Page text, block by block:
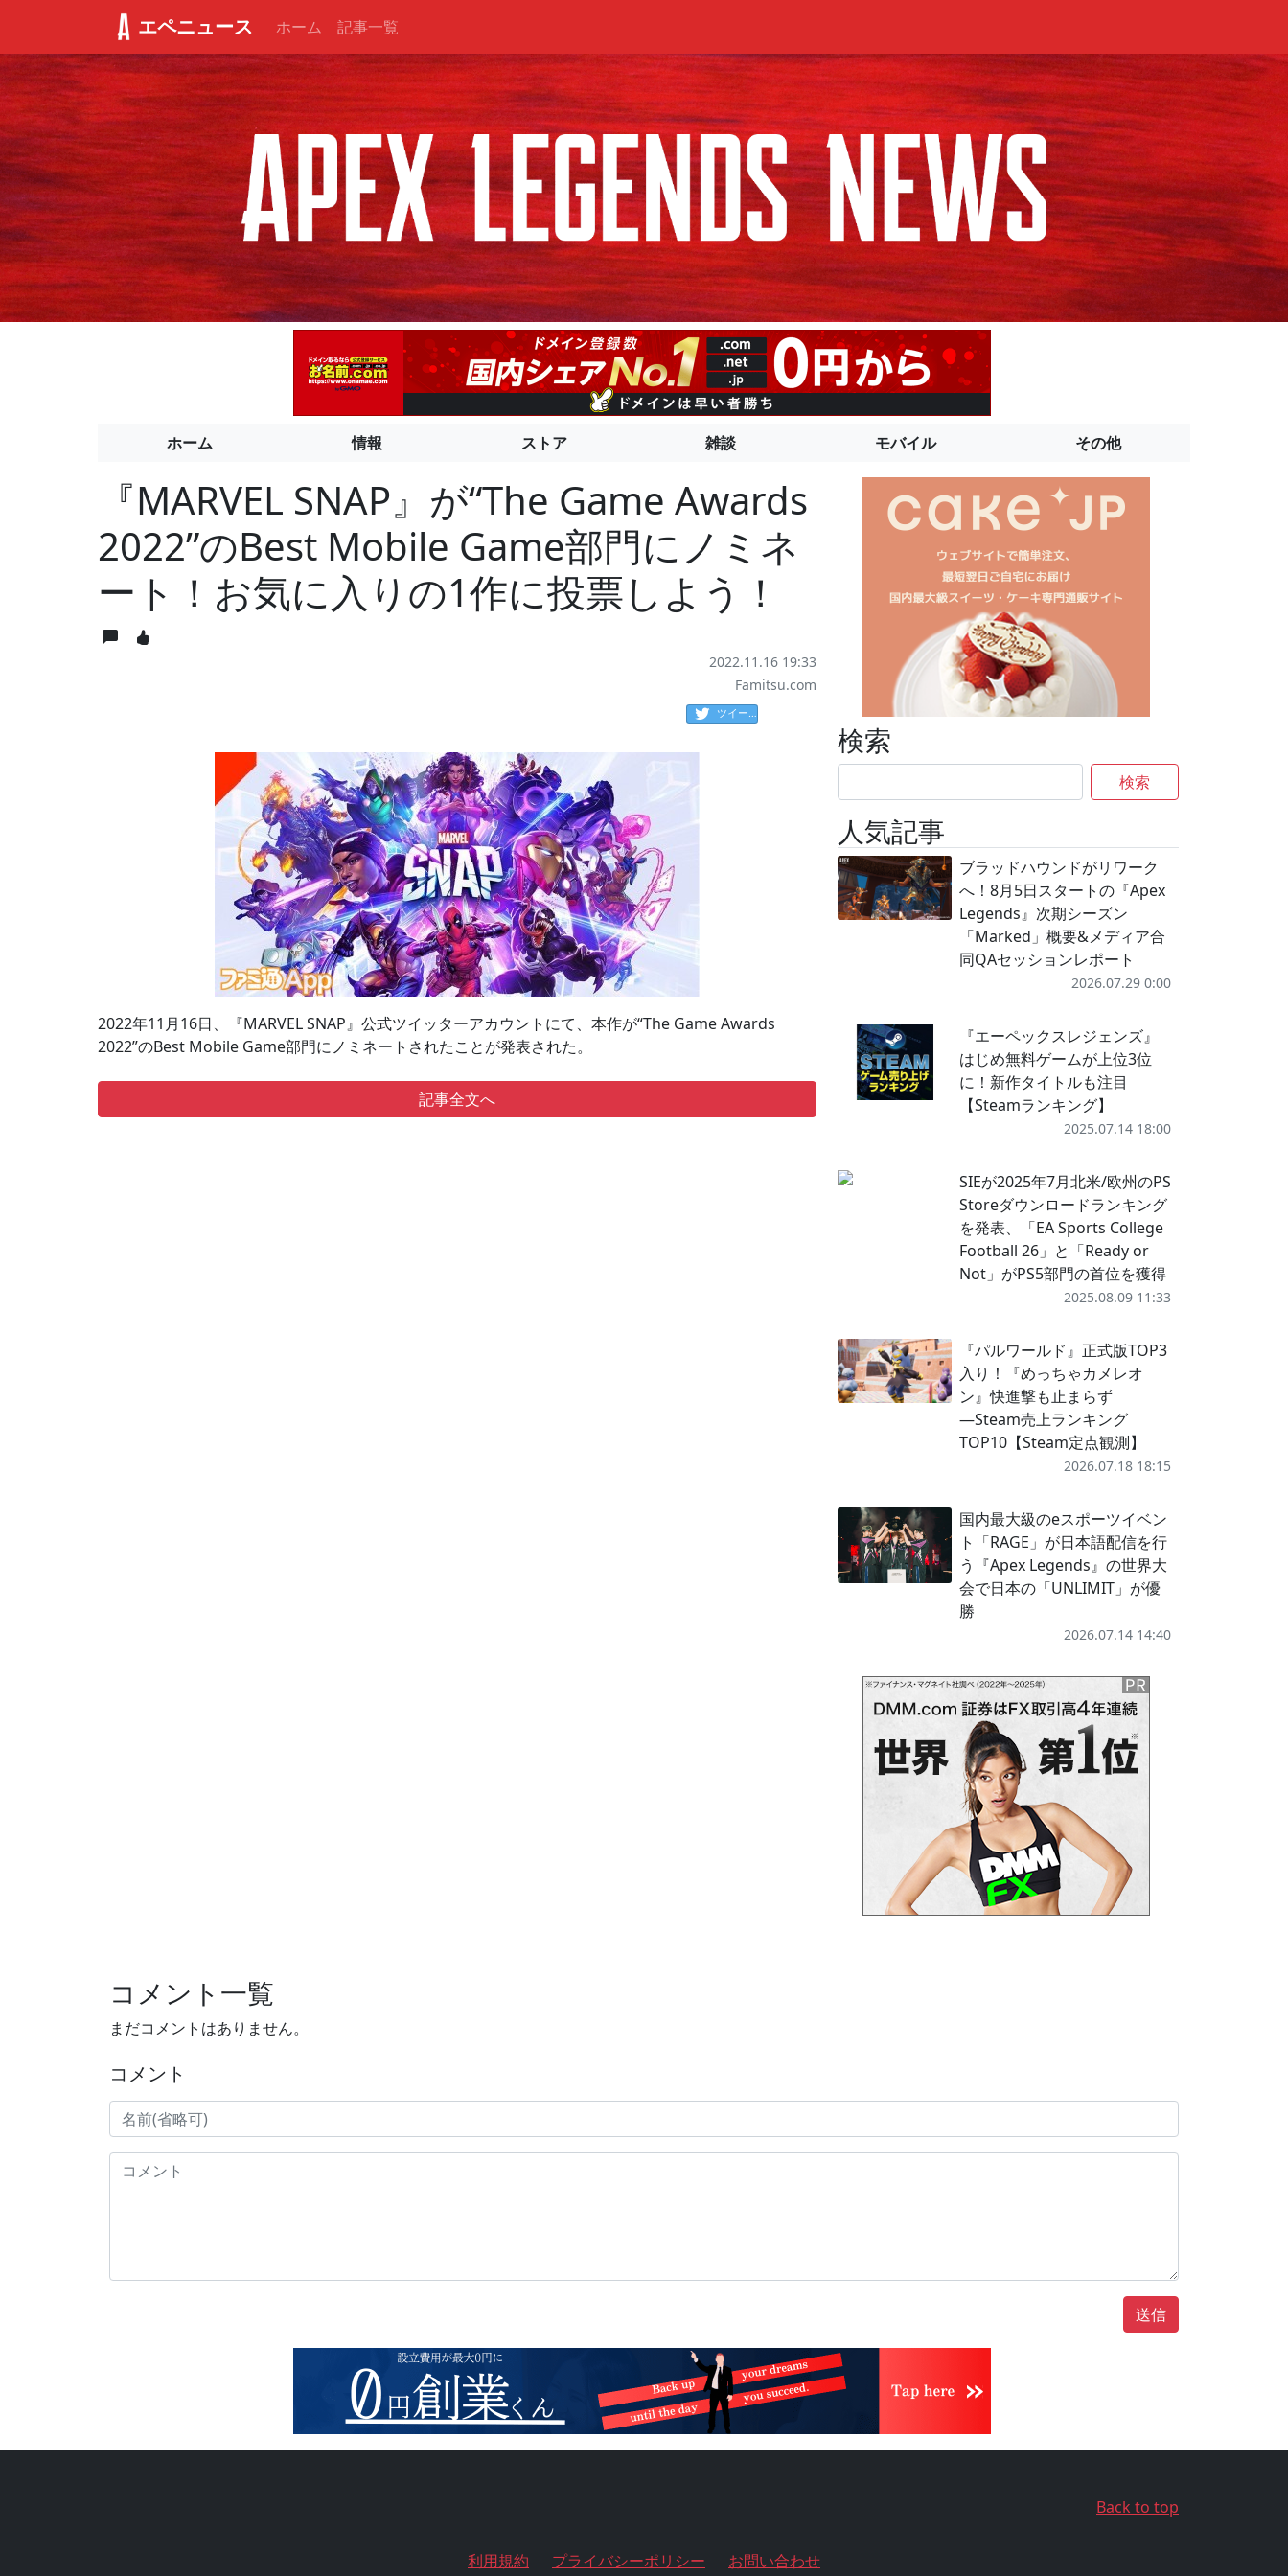
エペニュース ホーム 記事一覧
ホーム 情報 ストア 雑談 モバイル その他
『MARVEL SNAP』が“The Game Awards
2022”のBest Mobile Game部門にノミネ
ート！お気に入りの1作に投票しよう！
2022.11.16 19:33
Famitsu.com
ツイート
2022年11月16日、『MARVEL SNAP』公式ツイッターアカウントにて、本作が“The Game Awards
2022”のBest Mobile Game部門にノミネートされたことが発表された。
記事全文へ
検索
検索
人気記事
ブラッドハウンドがリワーク
へ！8月5日スタートの『Apex
Legends』次期シーズン
「Marked」概要&メディア合
同QAセッションレポート
2026.07.29 0:00
『エーペックスレジェンズ』
はじめ無料ゲームが上位3位
に！新作タイトルも注目
【Steamランキング】
2025.07.14 18:00
SIEが2025年7月北米/欧州のPS
Storeダウンロードランキング
を発表、「EA Sports College
Football 26」と「Ready or
Not」がPS5部門の首位を獲得
2025.08.09 11:33
『パルワールド』正式版TOP3
入り！『めっちゃカメレオ
ン』快進撃も止まらず
―Steam売上ランキング
TOP10【Steam定点観測】
2026.07.18 18:15
国内最大級のeスポーツイベン
ト「RAGE」が日本語配信を行
う『Apex Legends』の世界大
会で日本の「UNLIMIT」が優
勝
2026.07.14 14:40
コメント一覧
まだコメントはありません。
コメント
送信
Back to top
利用規約 プライバシーポリシー お問い合わせ